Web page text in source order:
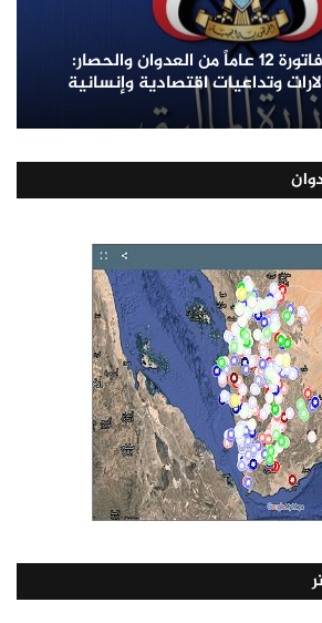
وزارة المالية تكشف فاتورة 12 عاماً من العدوان والحصار:
وتداعيات اقتصادية وإنسانية